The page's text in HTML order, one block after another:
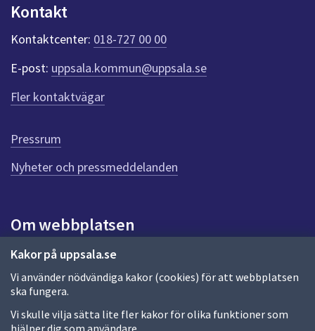
Kakor på uppsala.se
Vi använder nödvändiga kakor (cookies) för att webbplatsen
ska fungera.
Vi skulle vilja sätta lite fler kakor för olika funktioner som
hjälper dig som användare.
k
t
e
r
f
ö
r
e
n
n
a
d
a
Kontakt
Kontaktcenter: 018-727 00 00
E-post: uppsala.kommun@uppsala.se
Fler kontaktvägar
Pressrum
Nyheter och pressmeddelanden
Om webbplatsen
Om webbplatsen
Allmänna handlingar och diarium
Behandling av personuppgifter